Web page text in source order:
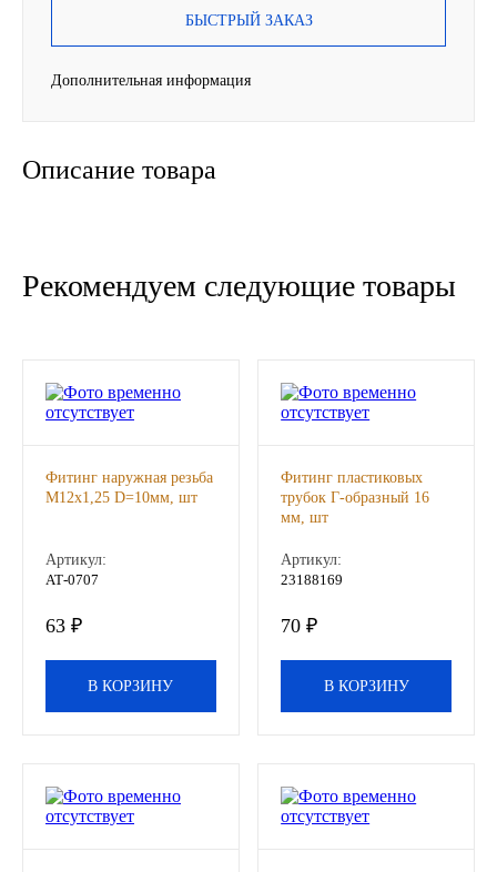
ZIC
РОСНЕФТЬ
North Sea Lubricants
ГПЗ
ЕПК
Автожидкости
БЫСТРЫЙ ЗАКАЗ
Дополнительная информация
Описание товара
Рекомендуем следующие товары
Фитинг наружная резьба
М12х1,25 D=10мм, шт
Артикул:
АТ-0707
63 ₽
В КОРЗИНУ
Фитинг пластиковых
трубок Г-образный 16
мм, шт
Артикул:
23188169
70 ₽
В КОРЗИНУ